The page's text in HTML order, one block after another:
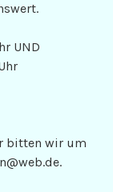
UND
bitten wir um